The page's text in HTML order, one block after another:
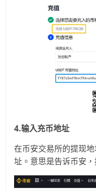
4.输入充币地址
在币安交易所的提现
址。意思是告诉币安